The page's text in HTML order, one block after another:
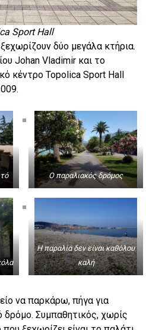
Sport Hall
δύο μεγάλα κτήρια.
Johan Vladimir και το
κέντρο Topolica Sport Hall
Ο παραλιακός δρόμος
Η παραλία δεν είναι καθόλου
καλή
να παρκάρω, πήγα για
Συμπαθητικός, χωρίς